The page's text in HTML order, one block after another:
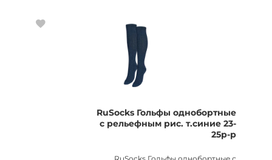
RuSocks Гольфы однобортные
с рельефным рис. т.синие 23-
25р-р